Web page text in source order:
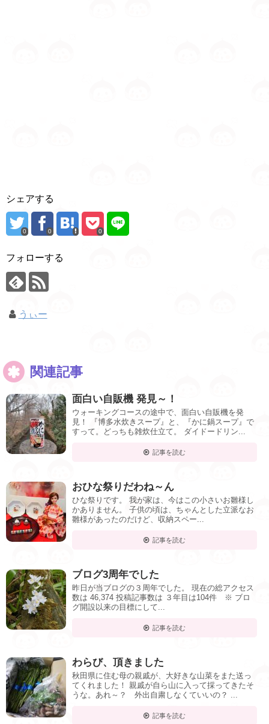
シェアする
0 0 0
フォローする
うぃー
関連記事
面白い自販機 発見～！
ウォーキングコースの途中で、面白い自販機を発
見！ 『博多水炊きスープ』と、『かに鍋スープ』で
すって。どっちも雑炊仕立て。 ダイドードリン...
記事を読む
おひな祭りだわね～ん
ひな祭りです。 我が家は、今はこの小さいお雛様し
かありません。 子供の頃は、ちゃんとした立派なお
雛様があったのだけど、収納スペー...
記事を読む
ブログ3周年でした
昨日が当ブログの３周年でした。 現在の総アクセス
数は 46,374 投稿記事数は ３年目は104件 ※ ブロ
グ開設以来の目標にして...
記事を読む
わらび、頂きました
秋田県に住む母の親戚が、大好きな山菜をまた送っ
てくれました！ 親戚が自ら山に入って採ってきたそ
うな。あれ～？ 外出自粛しなくていいの？ ...
記事を読む